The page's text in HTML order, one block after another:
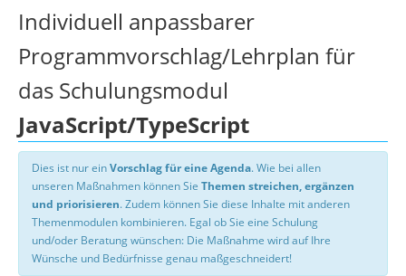
Individuell anpassbarer
Programmvorschlag/Lehrplan für
das Schulungsmodul
JavaScript/TypeScript
Dies ist nur einVorschlag für eine Agenda. Wie bei allen
unseren Maßnahmen können Sie Themen streichen, ergänzen
und priorisieren. Zudem können Sie diese Inhalte mit anderen
Themenmodulen kombinieren. Egal ob Sie eine Schulung
und/oder Beratung wünschen: Die Maßnahme wird auf Ihre
Wünsche und Bedürfnisse genau maßgeschneidert!